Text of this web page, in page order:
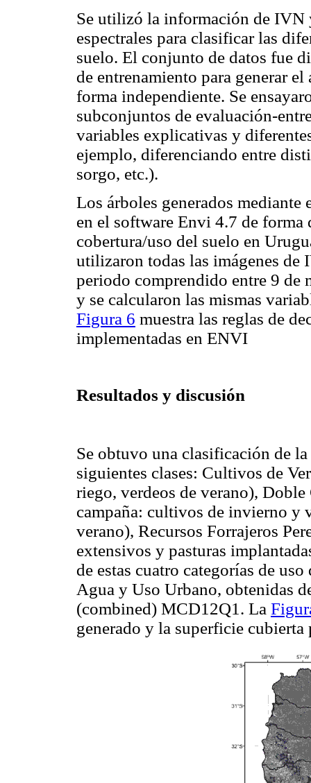
Se utilizó la información de IVN
espectrales para clasificar las
suelo. El conjunto de datos fue
de entrenamiento para generar
forma independiente. Se
subconjuntos de evaluación-
variables explicativas y
ejemplo, diferenciando entre
sorgo, etc.).
Los árboles generados
en el software Envi 4.7 de forma
cobertura/uso del suelo en
utilizaron todas las imágenes de
periodo comprendido entre 9 de
y se calcularon las mismas
Figura 6 muestra las reglas de
implementadas en ENVI
Resultados y discusión
Se obtuvo una clasificación de
siguientes clases: Cultivos de
riego, verdeos de verano),
campaña: cultivos de invierno y
verano), Recursos Forrajeros
extensivos y pasturas
de estas cuatro categorías de
Agua y Uso Urbano, obtenidas
(combined) MCD12Q1. La
generado y la superficie cubierta